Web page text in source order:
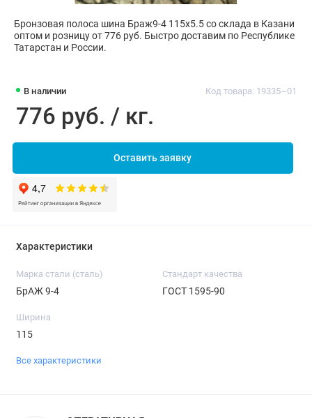
В наличии Код товара: 19335~01
776 руб. / кг.
Оставить заявку
Бронзовая полоса шина Браж9-4 115х5.5 со склада в Казани
оптом и розницу от 776 руб. Быстро доставим по Республике
Татарстан и России.
Характеристики
Марка стали (сталь)
БрАЖ 9-4
Стандарт качества
ГОСТ 1595-90
Ширина
115
Все характеристики